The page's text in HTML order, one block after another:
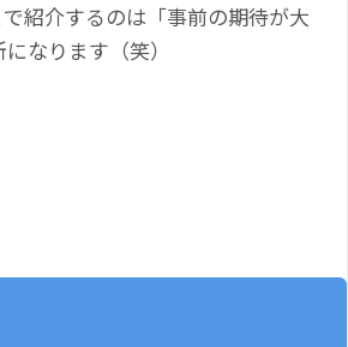
紹介するのは「事前の期待が大
なります（笑）